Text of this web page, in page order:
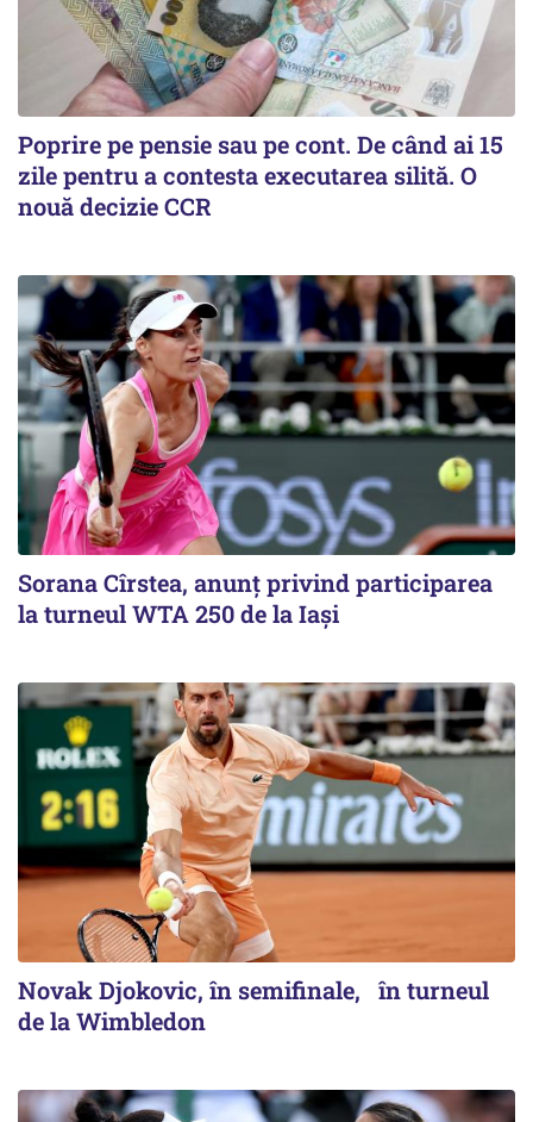
Poprire pe pensie sau pe cont. De când ai 15
zile pentru a contesta executarea silită. O
nouă decizie CCR
Sorana Cîrstea, anunț privind participarea
la turneul WTA 250 de la Iași
Novak Djokovic, în semifinale, în turneul
de la Wimbledon